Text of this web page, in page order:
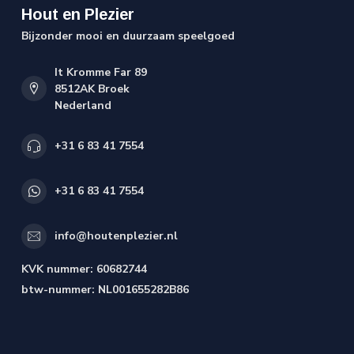
Hout en Plezier
Bijzonder mooi en duurzaam speelgoed
It Kromme Far 89
8512AK Broek
Nederland
+31 6 83 41 7554
+31 6 83 41 7554
info@houtenplezier.nl
KVK nummer: 60682744
btw-nummer: NL001655282B86